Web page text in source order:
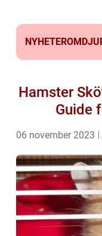
Hamster
Guide
06 november 2023